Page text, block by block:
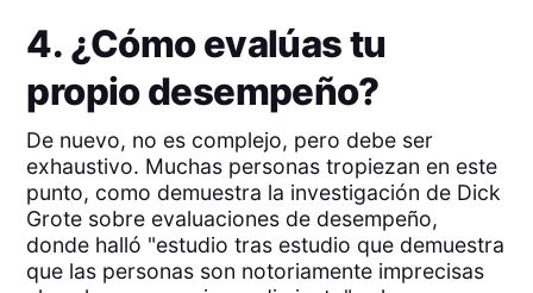
4. ¿Cómo evalúas tu
propio desempeño?
De nuevo, no es complejo, pero debe ser
exhaustivo. Muchas personas tropiezan en este
punto, como demuestra la investigación de Dick
Grote sobre evaluaciones de desempeño,
donde halló "estudio tras estudio que demuestra
que las personas son notoriamente imprecisas